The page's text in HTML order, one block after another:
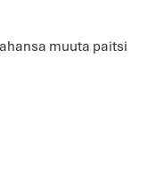
muuta paitsi